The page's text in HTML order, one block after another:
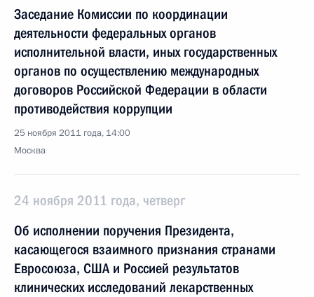
Заседание Комиссии по координации
деятельности федеральных органов
исполнительной власти, иных государственных
органов по осуществлению международных
договоров Российской Федерации в области
противодействия коррупции
25 ноября 2011 года, 14:00
Москва
24 ноября 2011 года, четверг
Об исполнении поручения Президента,
касающегося взаимного признания странами
Евросоюза, США и Россией результатов
клинических исследований лекарственных